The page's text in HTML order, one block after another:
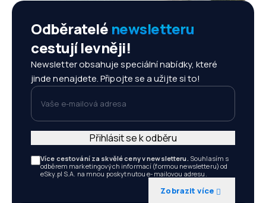
Odběratelé newsletteru
cestují levněji!
Newsletter obsahuje speciální nabídky, které
jinde nenajdete. Připojte se a užijte si to!
Vaše e-mailová adresa
Více cestování za skvělé ceny v newsletteru. Souhlasím s
odběrem marketingových informací (formou newsletteru) od
eSky.pl S.A. na mnou poskytnutou e-mailovou adresu.
Zobrazit více
Přihlásit se k odběru